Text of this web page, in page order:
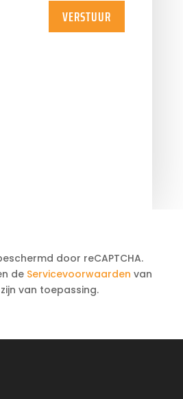
VERSTUUR
door reCAPTCHA.
de Servicevoorwaarden van
van toepassing.